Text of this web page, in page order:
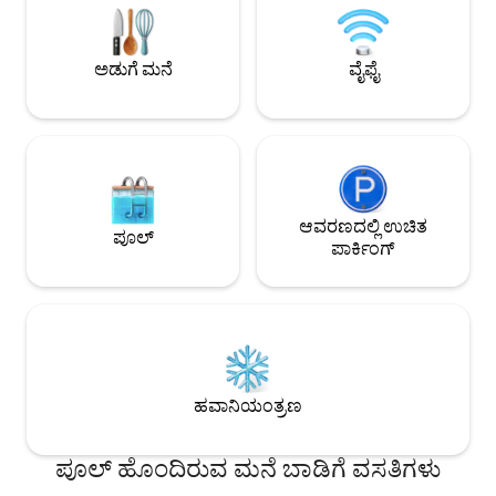
ಅಂಗಡಿಗಳು ಅಥವಾ ಪ್ಯಾಡಲ್ ಬೋರ್ಡ್/ಕಯಾಕ್
ಡೆಲಿವರಿ ಸೌಲಭ್ಯವಿದೆ, ಐತಿಹಾಸಿಕ ಟ್ರೇಲ್‌ಗೆ
ಹೋಗಬಹುದು. ಬೇ ಫ್ರಂಟ್ ಬೀಚ್ ಮತ್ತು ಅಮ್ಮಾ
ಮಾರಿಯಾ ಪಿಯರ್‌ಗೆ ಅಥವಾ ವಿಶ್ವದ ಅತ್ಯಂತ
ಆಯ್ಕೆಯಾದ "ಬೀನ್ ಪಾಯಿಂಟ್"ಗೆ 7 ನಿಮಿಷಗಳ
ಹೊಂದಿದೆ. 🚙ಕಾರನ್ನು ನಿಲ್ಲಿಸಿ ಮತ್ತು ದ್ವೀಪದ
ಸಾಹಸಗಳು
6-ವ್ಯಕ್ತಿಗಳ ಗಾಲ್ಫ್
ಅಡುಗೆ ಮನೆ ವೈಫೈ
ಪೂಲ್
ಆವರಣದಲ್ಲಿ ಉಚಿತ
ಪಾರ್ಕಿಂಗ್
ಹವಾನಿಯಂತ್ರಣ
ಪೂಲ್ ಹೊಂದಿರುವ ಮನೆ ಬಾಡಿಗೆ ವಸತಿಗಳು